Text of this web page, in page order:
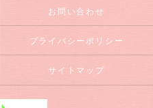
お問い合わせ
プライバシーポリシー
サイトマップ